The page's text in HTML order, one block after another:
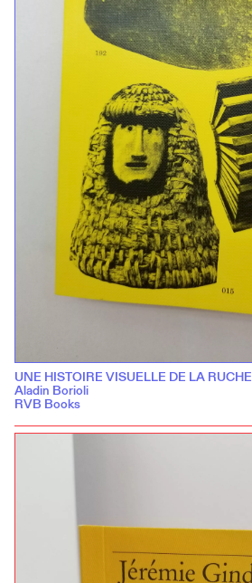
UNE HISTOIRE VISUELLE DE LA RUCHE
Aladin Borioli
RVB Books